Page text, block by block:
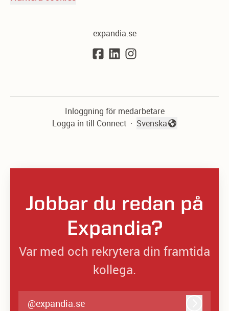
expandia.se
Inloggning för medarbetare
Logga in till Connect · Byt språk
Svenska
Jobbar du redan på
Expandia?
Var med och rekrytera din framtida
kollega.
@expandia.se